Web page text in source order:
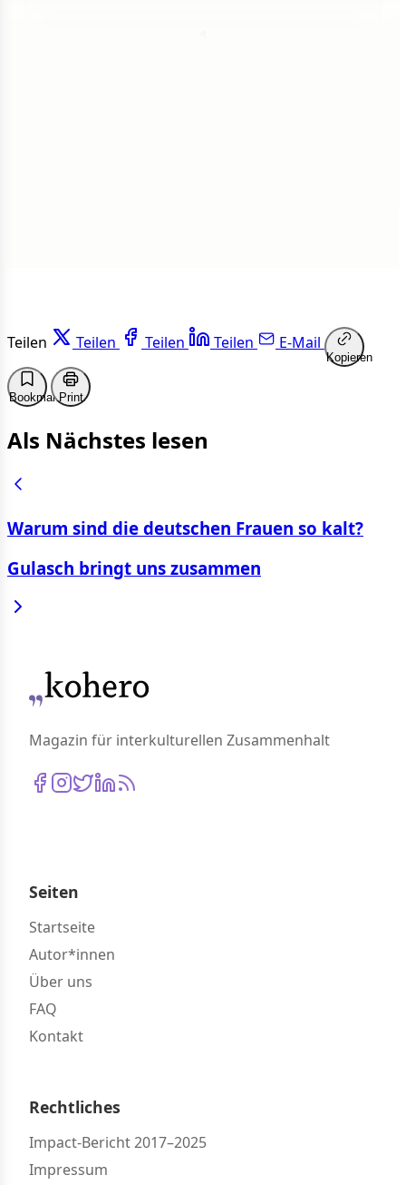
Teilen Teilen Teilen Teilen E-Mail
Kopieren
BookmarkPrint
Als Nächstes lesen
Warum sind die deutschen Frauen so kalt?
Gulasch bringt uns zusammen
Magazin für interkulturellen Zusammenhalt
Seiten
Startseite
Autor*innen
Über uns
FAQ
Kontakt
Rechtliches
Impact-Bericht 2017–2025
Impressum